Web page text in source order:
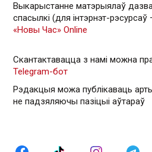
Выкарыстанне матэрыялаў
спасылкі (для інтэрнэт-
«Новы Час» Online
Скантактавацца з намі можна
Telegram-бот
Рэдакцыя можа публікаваць
не падзяляючы пазіцыі аўтараў